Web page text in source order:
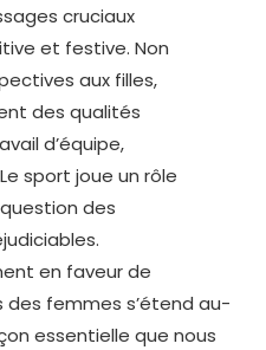
cruciaux
et festive. Non
aux filles,
des qualités
d’équipe,
sport joue un rôle
des
en faveur de
femmes s’étend au-
essentielle que nous